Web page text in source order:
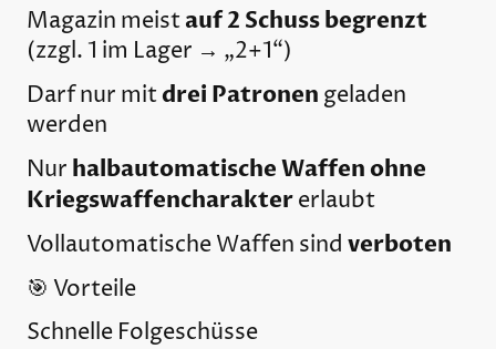
Magazin meistauf 2 Schuss begrenzt
(zzgl. 1 im Lager → „2+1“)
Darf nur mitdrei Patronen geladen
werden
Nur halbautomatische Waffen ohne
Kriegswaffencharaktererlaubt
Vollautomatische Waffen sind verboten
🎯 Vorteile
Schnelle Folgeschüsse